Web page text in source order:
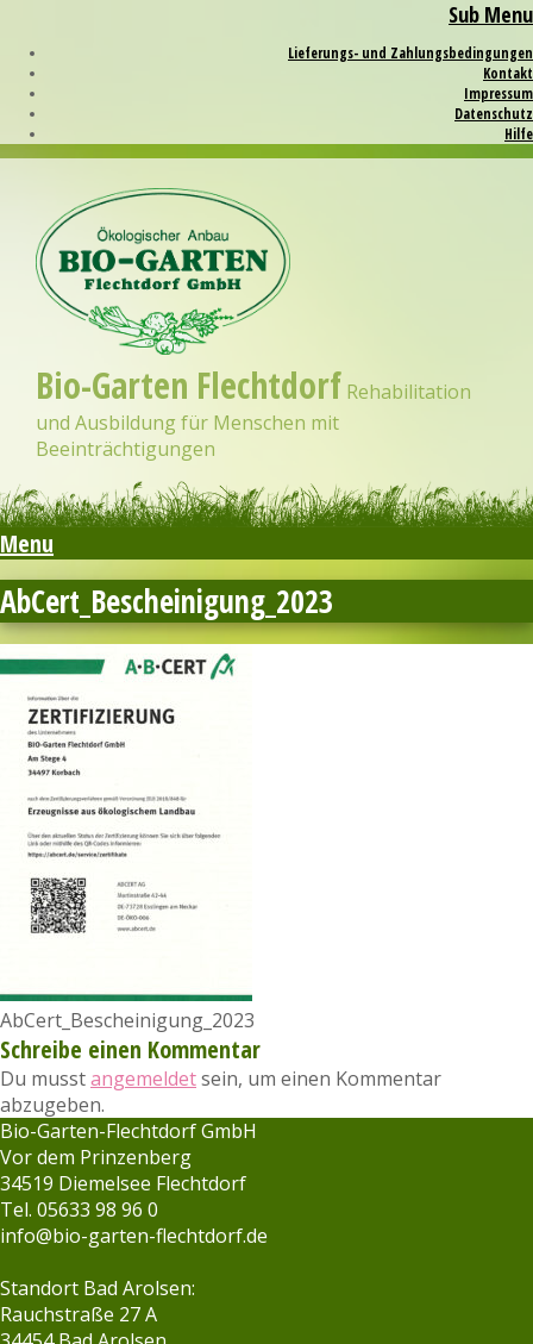
Sub Menu
Lieferungs- und Zahlungsbedingungen
Kontakt
Impressum
Datenschutz­
Hilfe
Bio-Garten Flechtdorf Rehabilitation
und Ausbildung für Menschen mit
Beeinträchtigungen
Menu
AbCert_Bescheinigung_2023
AbCert_Bescheinigung_2023
Schreibe einen Kommentar
Du musstangemeldetsein, um einen Kommentar
abzugeben.
Bio-Garten-Flechtdorf GmbH
Vor dem Prinzenberg
34519 Diemelsee Flechtdorf
Tel. 05633 98 96 0
info@bio-garten-flechtdorf.de
Standort Bad Arolsen:
Rauchstraße 27 A